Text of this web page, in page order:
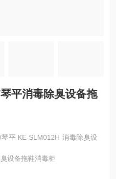
平消毒除臭设备拖
毒除臭设
设备拖鞋消毒柜